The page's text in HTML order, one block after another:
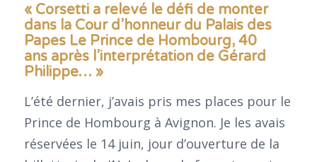
« Corsetti a relevé le défi de monter
dans la Cour d’honneur du Palais des
Papes Le Prince de Hombourg, 40
ans après l’interprétation de Gérard
Philippe… »
L’été dernier, j’avais pris mes places pour le
Prince de Hombourg à Avignon. Je les avais
réservées le 14 juin, jour d’ouverture de la